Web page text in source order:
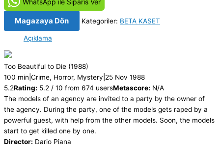
Heathers
(1988)
Orjinal
Kaset
Film
adet
Magazaya Dön Kategoriler: BETA KASET
Açıklama
Too Beautiful to Die (1988)
100 min Crime, Horror, Mystery 25 Nov 1988
5.2Rating: 5.2 / 10 from 674 usersMetascore: N/A
The models of an agency are invited to a party by the owner of
the agency. During the party, one of the models gets raped by a
powerful guest, with help from the other models. Soon, the models
start to get killed one by one.
Director: Dario Piana